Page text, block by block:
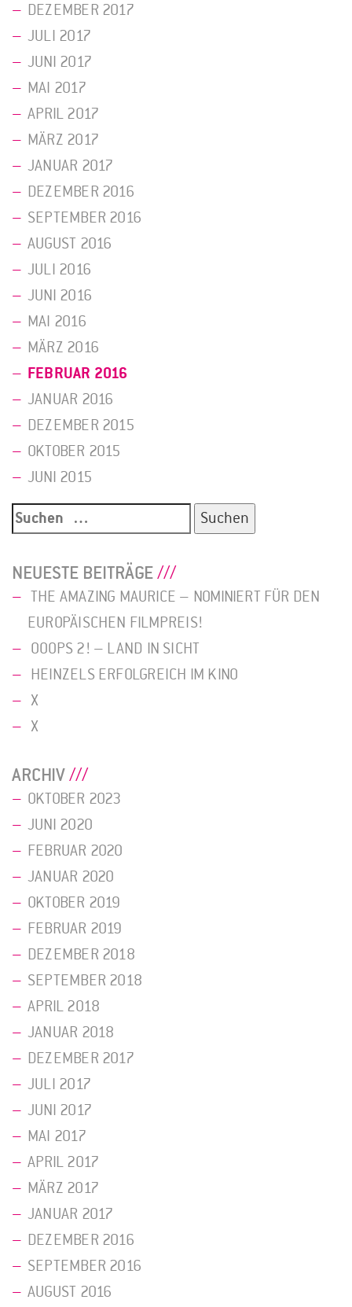
DEZEMBER 2017
JULI 2017
JUNI 2017
MAI 2017
APRIL 2017
MÄRZ 2017
JANUAR 2017
DEZEMBER 2016
SEPTEMBER 2016
AUGUST 2016
JULI 2016
JUNI 2016
MAI 2016
MÄRZ 2016
FEBRUAR 2016
JANUAR 2016
DEZEMBER 2015
OKTOBER 2015
JUNI 2015
Suche
NEUESTE BEITRÄGE
THE AMAZING MAURICE – NOMINIERT FÜR DEN
EUROPÄISCHEN FILMPREIS!
OOOPS 2! – LAND IN SICHT
HEINZELS ERFOLGREICH IM KINO
X
X
ARCHIV
OKTOBER 2023
JUNI 2020
FEBRUAR 2020
JANUAR 2020
OKTOBER 2019
FEBRUAR 2019
DEZEMBER 2018
SEPTEMBER 2018
APRIL 2018
JANUAR 2018
DEZEMBER 2017
JULI 2017
JUNI 2017
MAI 2017
APRIL 2017
MÄRZ 2017
JANUAR 2017
DEZEMBER 2016
SEPTEMBER 2016
AUGUST 2016